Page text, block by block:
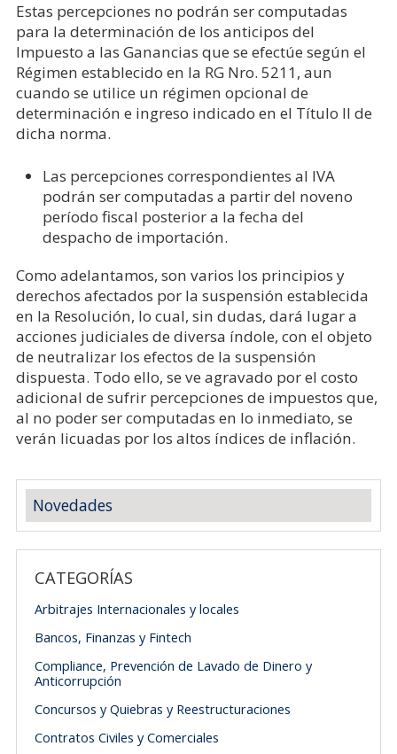
Estas percepciones no podrán ser computadas
para la determinación de los anticipos del
Impuesto a las Ganancias que se efectúe según el
Régimen establecido en la RG Nro. 5211, aun
cuando se utilice un régimen opcional de
determinación e ingreso indicado en el Título II de
dicha norma.
Las percepciones correspondientes al IVA
podrán ser computadas a partir del noveno
período fiscal posterior a la fecha del
despacho de importación.
Como adelantamos, son varios los principios y
derechos afectados por la suspensión establecida
en la Resolución, lo cual, sin dudas, dará lugar a
acciones judiciales de diversa índole, con el objeto
de neutralizar los efectos de la suspensión
dispuesta. Todo ello, se ve agravado por el costo
adicional de sufrir percepciones de impuestos que,
al no poder ser computadas en lo inmediato, se
verán licuadas por los altos índices de inflación.
Novedades
CATEGORÍAS
Arbitrajes Internacionales y locales
Bancos, Finanzas y Fintech
Compliance, Prevención de Lavado de Dinero y
Anticorrupción
Concursos y Quiebras y Reestructuraciones
Contratos Civiles y Comerciales